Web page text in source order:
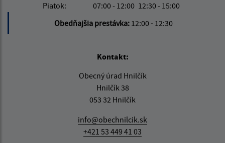
Piatok:
07:00 - 12:00 12:30 - 15:00
Obedňajšia prestávka: 12:00 - 12:30
Kontakt:
Obecný úrad Hnilčík
Hnilčík 38
053 32 Hnilčík
info@obechnilcik.sk
+421 53 449 41 03